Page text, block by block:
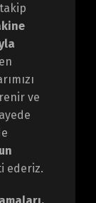
ve
ederiz.